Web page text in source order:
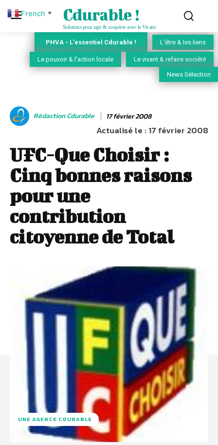
Cdurable !
Solutions pour agir & coopérer avec le Vivant
PHVA - L'essentiel Cdurable ! L'être & les liens
Le pouvoir & l'action locale Le vivant & refaire société
News Sélection
Rédaction Cdurable 17 février 2008
Actualisé le :17 février 2008
UFC-Que Choisir :
Cinq bonnes raisons
pour une
contribution
citoyenne de Total
UNE AGENCE CDURABLE
French ▼